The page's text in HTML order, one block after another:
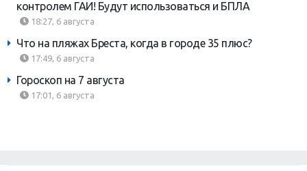
контролем ГАИ! Будут использоваться и БПЛА
18:27, 6 августа
Что на пляжах Бреста, когда в городе 35 плюс?
17:49, 6 августа
Гороскоп на 7 августа
17:01, 6 августа